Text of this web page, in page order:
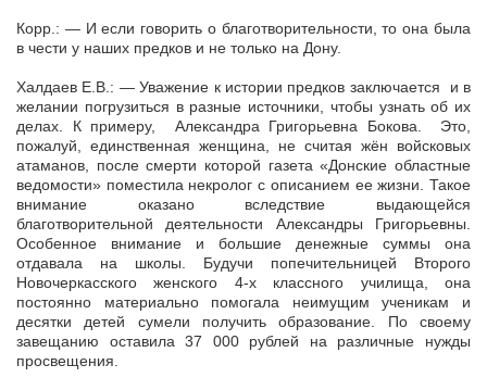
Корр.: — И если говорить о благотворительности, то она была
в чести у наших предков и не только на Дону.
Халдаев Е.В.: — Уважение к истории предков заключается и в
желании погрузиться в разные источники, чтобы узнать об их
делах. К примеру, Александра Григорьевна Бокова. Это,
пожалуй, единственная женщина, не считая жён войсковых
атаманов, после смерти которой газета «Донские областные
ведомости» поместила некролог с описанием ее жизни. Такое
внимание оказано вследствие выдающейся
благотворительной деятельности Александры Григорьевны.
Особенное внимание и большие денежные суммы она
отдавала на школы. Будучи попечительницей Второго
Новочеркасского женского 4-х классного училища, она
постоянно материально помогала неимущим ученикам и
десятки детей сумели получить образование. По своему
завещанию оставила 37 000 рублей на различные нужды
просвещения.